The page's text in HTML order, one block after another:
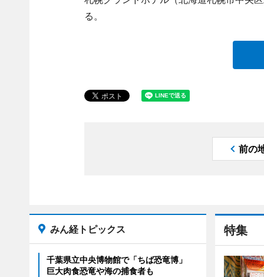
る。
前の
特集
みん経トピックス
千葉県立中央博物館で「ちば恐竜博」
巨大肉食恐竜や海の捕食者も